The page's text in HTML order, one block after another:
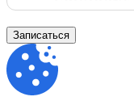
Записаться